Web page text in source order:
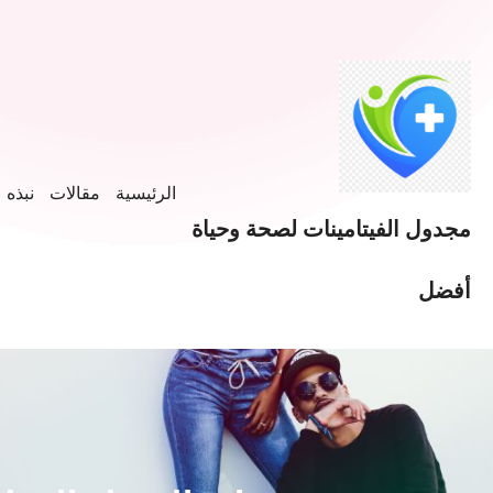
مجدول الفيتامينات لصحة وحياة
أفضل
الرئيسية مقالات نبذه